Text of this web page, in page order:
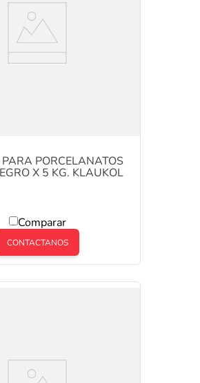
PORCELANATOS
X 5 KG. KLAUKOL
Comparar
CONTACTANOS